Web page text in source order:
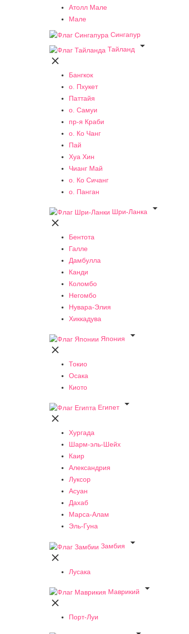
Атолл Мале
Мале
Сингапур
Тайланд


Бангкок
о. Пхукет
Паттайя
о. Самуи
пр-я Краби
о. Ко Чанг
Пай
Хуа Хин
Чианг Май
о. Ко Сичанг
о. Панган
Шри-Ланка


Бентота
Галле
Дамбулла
Канди
Коломбо
Негомбо
Нувара-Элия
Хиккадува
Япония


Токио
Осака
Киото
Египет


Хургада
Шарм-эль-Шейх
Каир
Александрия
Луксор
Асуан
Дахаб
Марса-Алам
Эль-Гуна
Замбия


Лусака
Маврикий


Порт-Луи